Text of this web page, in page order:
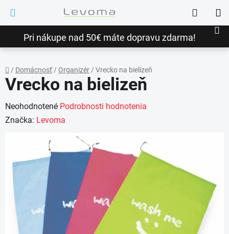
obsah
Pri nákupe nad 50€ máte dopravu zdarma!
Hľadať
Domov
/ Domácnosť/ Organizér/ Vrecko na bielizeň
Vrecko na bielizeň
Priemerné
hodnotenie
0,0
hviezdičiek.
Neohodnotené Podrobnosti hodnotenia
Značka: Levoma